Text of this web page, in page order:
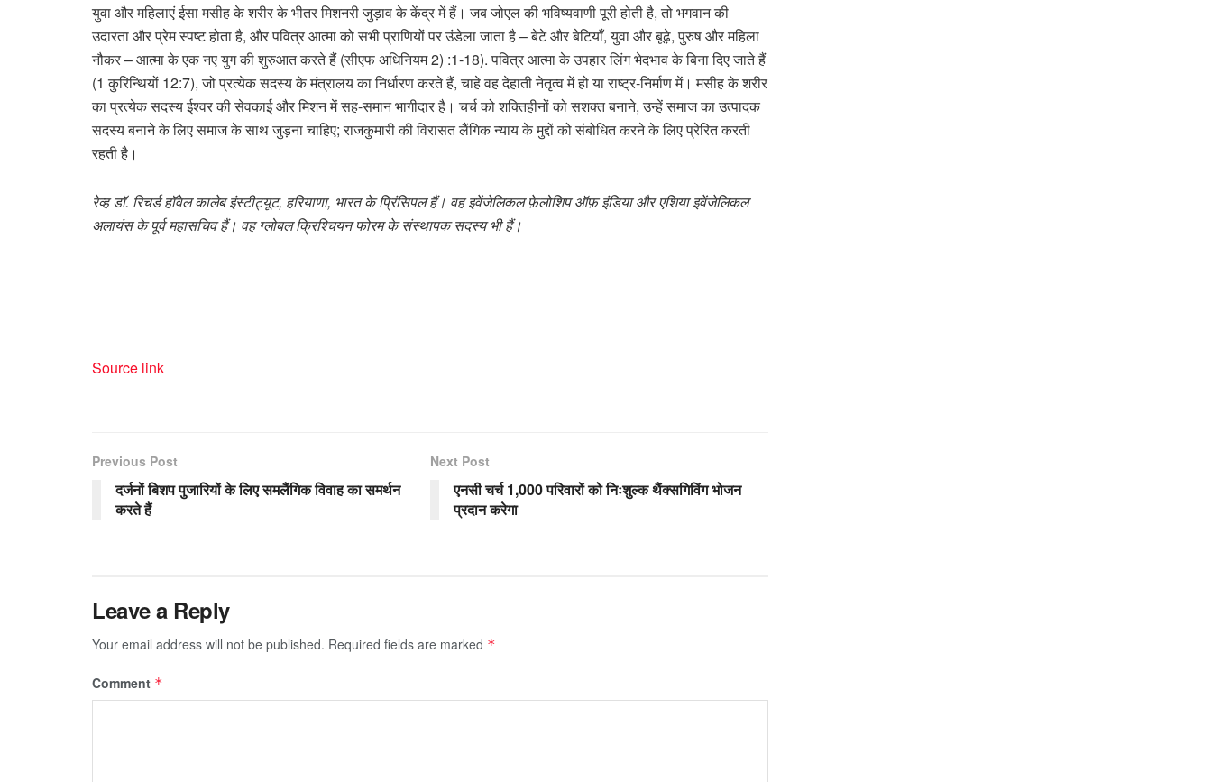
युवा और महिलाएं ईसा मसीह के शरीर के भीतर मिशनरी जुड़ाव के केंद्र में हैं। जब जोएल की भविष्यवाणी पूरी होती है, तो भगवान की
उदारता और प्रेम स्पष्ट होता है, और पवित्र आत्मा को सभी प्राणियों पर उंडेला जाता है – बेटे और बेटियाँ, युवा और बूढ़े, पुरुष और महिला
नौकर – आत्मा के एक नए युग की शुरुआत करते हैं (सीएफ अधिनियम 2) :1-18). पवित्र आत्मा के उपहार लिंग भेदभाव के बिना दिए जाते हैं
(1 कुरिन्थियों 12:7), जो प्रत्येक सदस्य के मंत्रालय का निर्धारण करते हैं, चाहे वह देहाती नेतृत्व में हो या राष्ट्र-निर्माण में। मसीह के शरीर
का प्रत्येक सदस्य ईश्वर की सेवकाई और मिशन में सह-समान भागीदार है। चर्च को शक्तिहीनों को सशक्त बनाने, उन्हें समाज का उत्पादक
सदस्य बनाने के लिए समाज के साथ जुड़ना चाहिए; राजकुमारी की विरासत लैंगिक न्याय के मुद्दों को संबोधित करने के लिए प्रेरित करती
रहती है।
रेव्ह डॉ. रिचर्ड हॉवेल कालेब इंस्टीट्यूट, हरियाणा, भारत के प्रिंसिपल हैं। वह इवेंजेलिकल फ़ेलोशिप ऑफ़ इंडिया और एशिया इवेंजेलिकल
अलायंस के पूर्व महासचिव हैं। वह ग्लोबल क्रिश्चियन फोरम के संस्थापक सदस्य भी हैं।
Source link
Previous Post
दर्जनों बिशप पुजारियों के लिए समलैंगिक विवाह का समर्थन
करते हैं
Next Post
एनसी चर्च 1,000 परिवारों को निःशुल्क थैंक्सगिविंग भोजन
प्रदान करेगा
Leave a Reply
Your email address will not be published. Required fields are marked *
Comment *